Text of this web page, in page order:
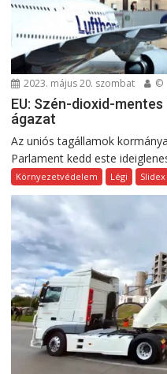
2023. május 20. szombat ©
EU: Szén-dioxid-
ágazat
Az uniós tagállamok
Parlament kedd este
Környezetvédelem Légi Slidex